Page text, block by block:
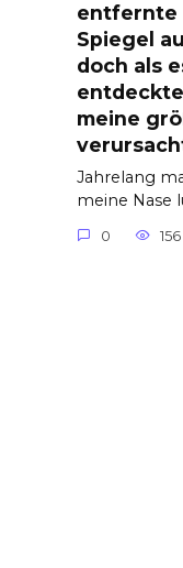
entfernte
Spiegel
doch als
meine
Jahrelang
meine Nase
0 156